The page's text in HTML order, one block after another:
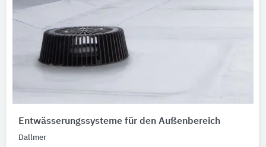
Entwässerungssysteme für den Außenbereich
Dallmer